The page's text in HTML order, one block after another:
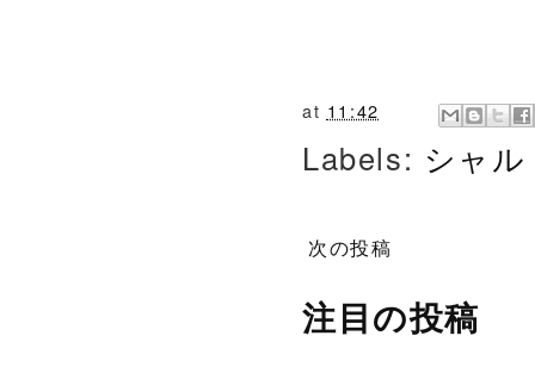
at 11:42
Labels: シャ
次の投稿
注目の投稿